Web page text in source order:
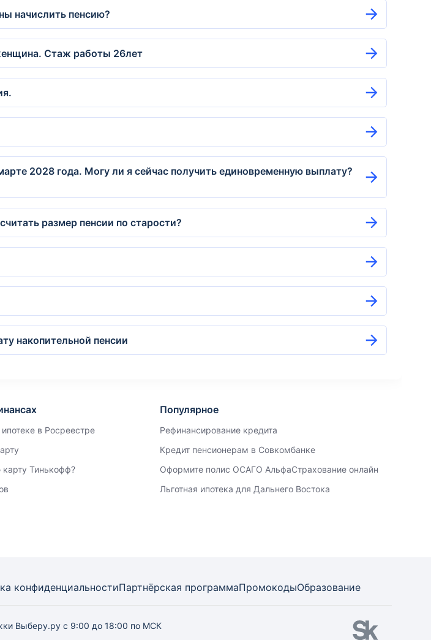
начислить пенсию?
Стаж работы 26лет
2028 года. Могу ли я сейчас получить единовременную выплату?
размер пенсии по старости?
накопительной пенсии
в Росреестре
Тинькофф?
Популярное
Рефинансирование кредита
Кредит пенсионерам в Совкомбанке
Оформите полис ОСАГО АльфаСтрахование онлайн
Льготная ипотека для Дальнего Востока
конфиденциальностиПартнёрская программаПромокодыОбразование
Выберу.ру с 9:00 до 18:00 по МСК